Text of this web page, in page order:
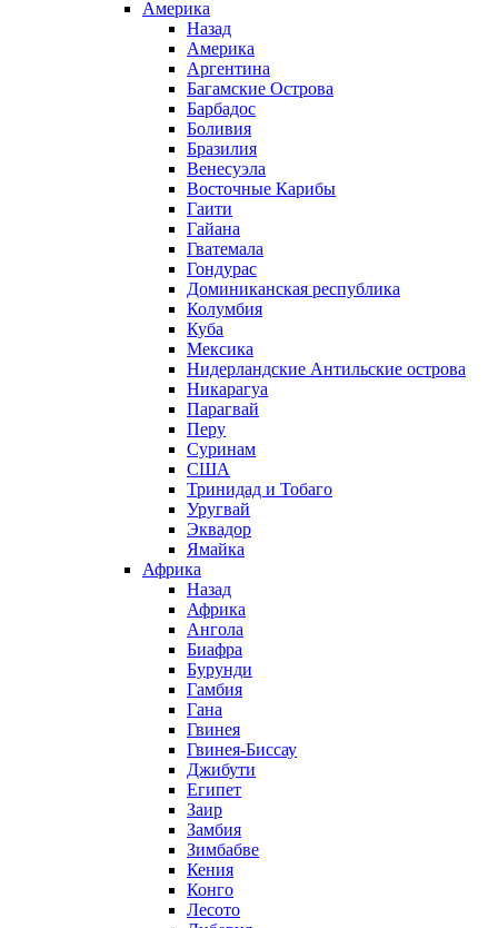
Америка
Назад
Америка
Аргентина
Багамские Острова
Барбадос
Боливия
Бразилия
Венесуэла
Восточные Карибы
Гаити
Гайана
Гватемала
Гондурас
Доминиканская республика
Колумбия
Куба
Мексика
Нидерландские Антильские острова
Никарагуа
Парагвай
Перу
Суринам
США
Тринидад и Тобаго
Уругвай
Эквадор
Ямайка
Африка
Назад
Африка
Ангола
Биафра
Бурунди
Гамбия
Гана
Гвинея
Гвинея-Биссау
Джибути
Египет
Заир
Замбия
Зимбабве
Кения
Конго
Лесото